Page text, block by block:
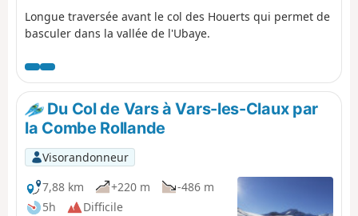
Longue traversée avant le col des Houerts qui permet de
basculer dans la vallée de l'Ubaye.
Du Col de Vars à Vars-les-Claux par
la Combe Rollande
Visorandonneur
7,88 km
+220 m
-486 m
5h
Difficile